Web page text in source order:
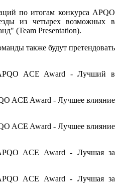
по итогам конкурса APQO
из четырех возможных в
(Team Presentation).
также будут претендовать
ACE Award - Лучший в
ACE Award - Лучшее влияние
ACE Award - Лучшее влияние
ACE Award - Лучшая за
ACE Award - Лучшая за